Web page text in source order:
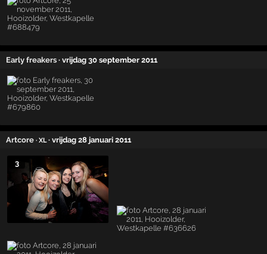
Early freakers · vrijdag 30 september 2011
Artcore · XL · vrijdag 28 januari 2011
3